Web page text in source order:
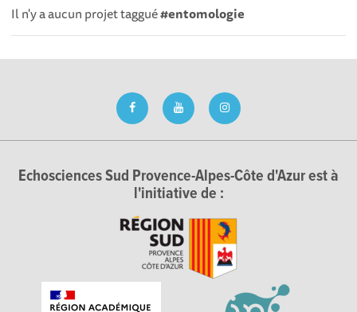
Il n'y a aucun projet taggué#entomologie
Echosciences Sud Provence-Alpes-Côte d'Azur est à
l'initiative de :